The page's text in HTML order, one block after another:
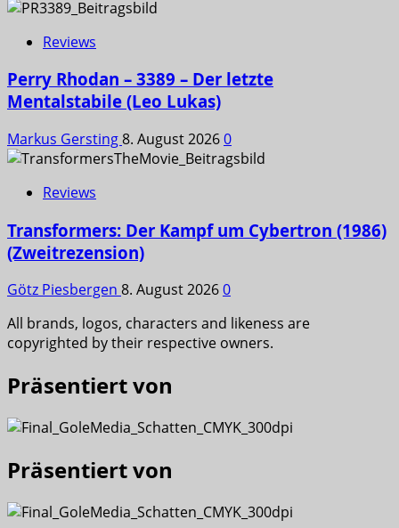
Reviews
Perry Rhodan – 3389 – Der letzte
Mentalstabile (Leo Lukas)
Markus Gersting8. August 20260
Reviews
Transformers: Der Kampf um Cybertron (1986)
(Zweitrezension)
Götz Piesbergen 8. August 20260
All brands, logos, characters and likeness are
copyrighted by their respective owners.
Präsentiert von
Präsentiert von